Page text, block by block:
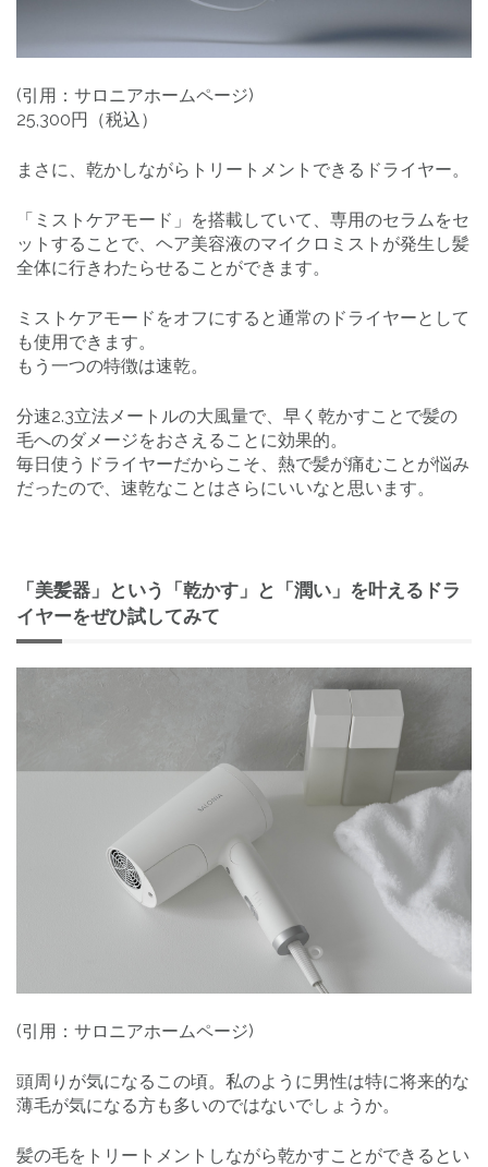
(引用：サロニアホームページ)
25,300円（税込）
まさに、乾かしながらトリートメントできるドライヤー。
「ミストケアモード」を搭載していて、専用のセラムをセ
ットすることで、ヘア美容液のマイクロミストが発生し髪
全体に行きわたらせることができます。
ミストケアモードをオフにすると通常のドライヤーとして
も使用できます。
もう一つの特徴は速乾。
分速2.3立法メートルの大風量で、早く乾かすことで髪の
毛へのダメージをおさえることに効果的。
毎日使うドライヤーだからこそ、熱で髪が痛むことが悩み
だったので、速乾なことはさらにいいなと思います。
「美髪器」という「乾かす」と「潤い」を叶えるドラ
イヤーをぜひ試してみて
(引用：サロニアホームページ)
頭周りが気になるこの頃。私のように男性は特に将来的な
薄毛が気になる方も多いのではないでしょうか。
髪の毛をトリートメントしながら乾かすことができるとい